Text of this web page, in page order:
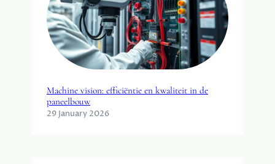
Machine vision: efficiëntie en kwaliteit in de
paneelbouw
29 January 2026